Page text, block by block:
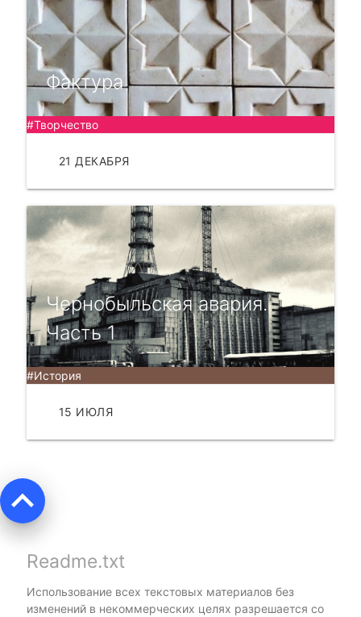
Фактура
#Творчество
21 ДЕКАБРЯ
Чернобыльская авария.
Часть 1
#История
15 ИЮЛЯ
keyboard_arrow_up
Readme.txt
Использование всех текстовых материалов без
изменений в некоммерческих целях разрешается со